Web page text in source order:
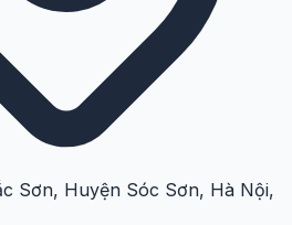
Sơn, Huyện Sóc Sơn, Hà Nội,